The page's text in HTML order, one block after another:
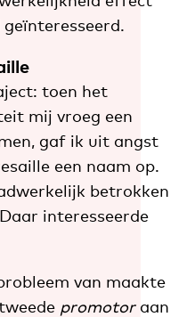
toen het
mij vroeg een
gaf ik uit angst
een naam op.
betrokken
interesseerde
van maakte
promotoraan